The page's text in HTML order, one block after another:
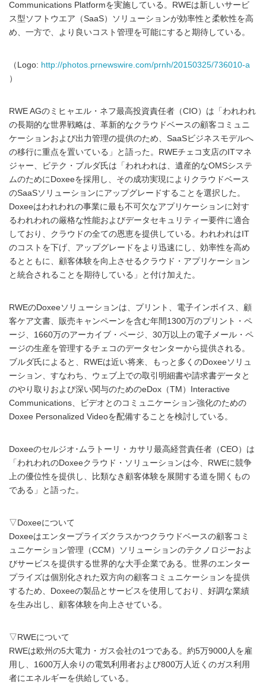
Communications Platformを実施している。RWEは新しいサービ
ス型ソフトウエア（SaaS）ソリューションが効率性と柔軟性を高
め、一方で、より良いコスト管理を可能にすると期待している。
（Logo: http://photos.prnewswire.com/prnh/20150325/736010-a
）
RWE AGのミヒャエル・ネフ最高投資責任者（CIO）は「われわれ
の長期的な世界戦略は、革新的なクラウドベースの顧客コミュニ
ケーションおよび出力管理の提供のため、SaaSビジネスモデルへ
の移行に重点を置いている」と語った。RWEチェコ支店のITマネ
ジャー、ビテク・ブルダ氏は「われわれは、遺産的なOMSシステ
ムのためにDoxeeを採用し、その成功実現によりクラウドベース
のSaaSソリューションにアップグレードすることを選択した。
Doxeeはわれわれの事業に最も不可欠なアプリケーションに対す
るわれわれの厳格な性能およびデータセキュリティー要件に適合
しており、クラウドの全ての恩恵を提供している。われわれはIT
のコストを下げ、アップグレードをより迅速にし、効率性を高め
るとともに、顧客体験を向上させるクラウド・アプリケーション
と統合されることを期待している」と付け加えた。
RWEのDoxeeソリューションは、プリント、電子インボイス、顧
客ケア文書、販売キャンペーンを含む年間1300万のプリント・ペ
ージ、1660万のアーカイブ・ページ、30万以上の電子メール・ペ
ージの生産を管理するチェコのデータセンターから提供される。
ブルダ氏によると、RWEは近い将来、もっと多くのDoxeeソリュ
ーション、すなわち、ウェブ上での取引明細書や請求書データと
のやり取りおよび深い関与のためのeDox（TM）Interactive
Communications、ビデオとのコミュニケーション強化のための
Doxee Personalized Videoを配備することを検討している。
Doxeeのセルジオ･ムラトーリ・カサリ最高経営責任者（CEO）は
「われわれのDoxeeクラウド・ソリューションは今、RWEに競争
上の優位性を提供し、比類なき顧客体験を展開する道を開くもの
である」と語った。
▽Doxeeについて
Doxeeはエンタープライズクラスかつクラウドベースの顧客コミ
ュニケーション管理（CCM）ソリューションのテクノロジーおよ
びサービスを提供する世界的な大手企業である。世界のエンター
プライズは個別化された双方向の顧客コミュニケーションを提供
するため、Doxeeの製品とサービスを使用しており、好調な業績
を生み出し、顧客体験を向上させている。
▽RWEについて
RWEは欧州の5大電力・ガス会社の1つである。約5万9000人を雇
用し、1600万人余りの電気利用者および800万人近くのガス利用
者にエネルギーを供給している。